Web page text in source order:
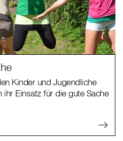
Kinder und Jugendliche
ihr Einsatz für die gute Sache